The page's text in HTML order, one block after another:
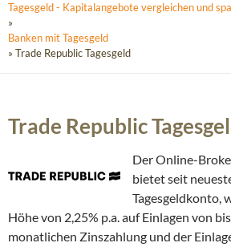
Tagesgeld - Kapitalangebote vergleichen und
»
Banken mit Tagesgeld
» Trade Republic Tagesgeld
Trade Republic
Der Online-
bietet seit
Tagesgeldkonto,
Höhe von 2,25% p.a. auf Einlagen von
monatlichen Zinszahlung und der